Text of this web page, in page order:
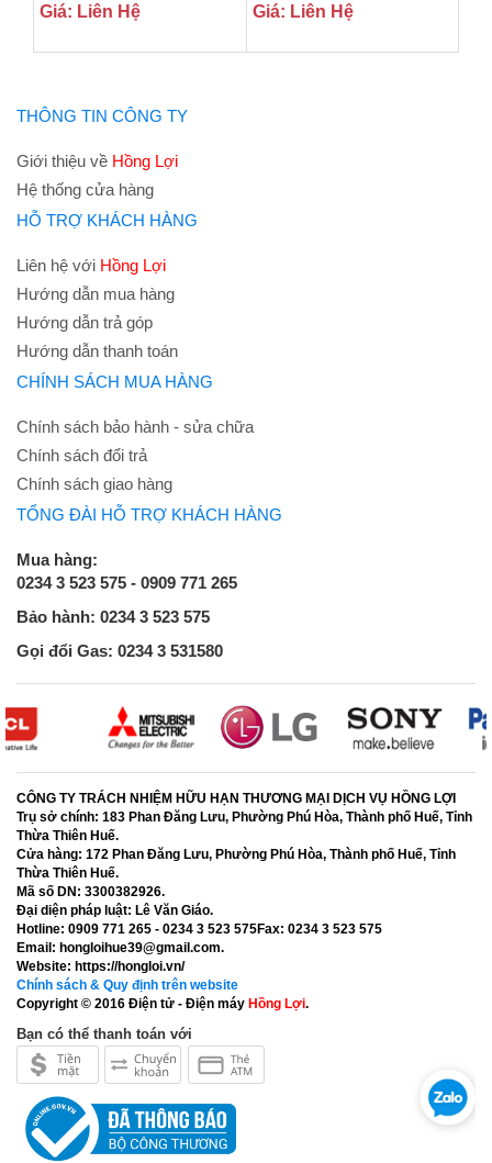
Giá: Liên Hệ Giá: Liên Hệ
THÔNG TIN CÔNG TY
Giới thiệu về Hồng Lợi
Hệ thống cửa hàng
HỖ TRỢ KHÁCH HÀNG
Liên hệ với Hồng Lợi
Hướng dẫn mua hàng
Hướng dẫn trả góp
Hướng dẫn thanh toán
CHÍNH SÁCH MUA HÀNG
Chính sách bảo hành - sửa chữa
Chính sách đổi trả
Chính sách giao hàng
TỔNG ĐÀI HỖ TRỢ KHÁCH HÀNG
Mua hàng:
0234 3 523 575 - 0909 771 265
Bảo hành: 0234 3 523 575
Gọi đổi Gas: 0234 3 531580
CÔNG TY TRÁCH NHIỆM HỮU HẠN THƯƠNG MẠI DỊCH VỤ HỒNG LỢI
Trụ sở chính: 183 Phan Đăng Lưu, Phường Phú Hòa, Thành phố Huế, Tỉnh
Thừa Thiên Huế.
Cửa hàng: 172 Phan Đăng Lưu, Phường Phú Hòa, Thành phố Huế, Tỉnh
Thừa Thiên Huế.
Mã số DN: 3300382926.
Đại diện pháp luật: Lê Văn Giáo.
Hotline: 0909 771 265 - 0234 3 523 575Fax: 0234 3 523 575
Email: hongloihue39@gmail.com.
Website: https://hongloi.vn/
Chính sách & Quy định trên website
Copyright © 2016 Điện tử - Điện máy Hồng Lợi.
Bạn có thể thanh toán với